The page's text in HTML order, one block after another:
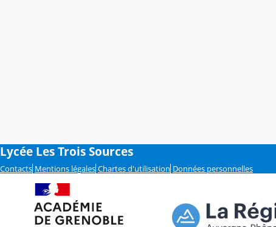
Lycée Les Trois Sources
Contacts Mentions légales Chartes d'utilisation Données personnelles